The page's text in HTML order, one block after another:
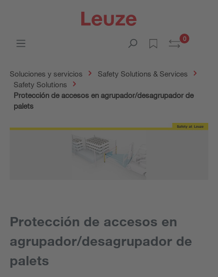
0
Soluciones y servicios
Safety Solutions & Services
Safety Solutions
Protección de accesos en agrupador/desagrupador de
palets
Protección de accesos en
agrupador/desagrupador de
palets